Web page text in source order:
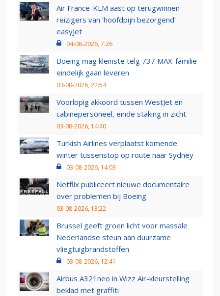
Air France-KLM aast op terugwinnen
reizigers van ‘hoofdpijn bezorgend’
easyJet
04-08-2026, 7:26
Boeing mag kleinste telg 737 MAX-familie
eindelijk gaan leveren
03-08-2026, 22:54
Voorlopig akkoord tussen WestJet en
cabinepersoneel, einde staking in zicht
03-08-2026, 14:40
Turkish Airlines verplaatst komende
winter tussenstop op route naar Sydney
03-08-2026, 14:03
Netflix publiceert nieuwe documentaire
over problemen bij Boeing
03-08-2026, 13:22
Brussel geeft groen licht voor massale
Nederlandse steun aan duurzame
vliegtuigbrandstoffen
03-08-2026, 12:41
Airbus A321neo in Wizz Air-kleurstelling
beklad met graffiti